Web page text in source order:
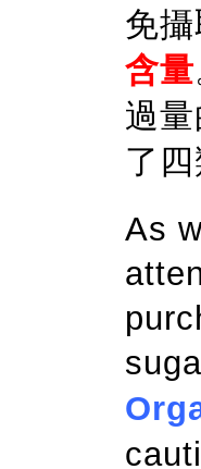
免
含量
過
了
As